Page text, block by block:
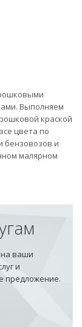
Выполняем
краской
цвета по
бензовозов и
малярном
ваши
и
предложение.